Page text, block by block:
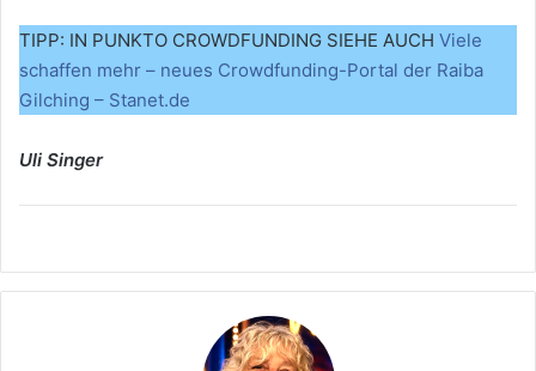
TIPP: IN PUNKTO CROWDFUNDING SIEHE AUCH Viele
schaffen mehr – neues Crowdfunding-Portal der Raiba
Gilching – Stanet.de
Uli Singer